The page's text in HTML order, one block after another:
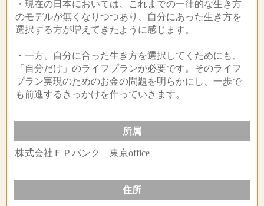
・現在の日本においては、これまでの一律的な生き方
のモデルが無くなりつつあり、自分にあった生き方を
選択する方が増えてきたように感じます。
・一方、自分に合った生き方を選択してくためにも、
「自分だけ」のライフプランが必要です。そのライフ
プラン実現のためのお金の問題を明らかにし、一歩で
も前進するきっかけを作っていきます。
所属
株式会社ＦＰバンク 東京office
住所